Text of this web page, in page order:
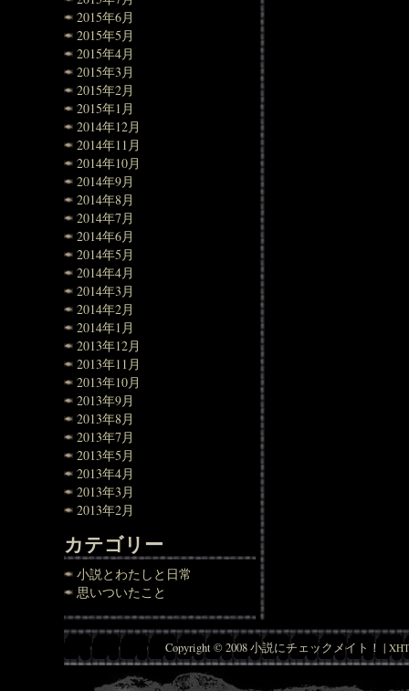
2015年6月
2015年5月
2015年4月
2015年3月
2015年2月
2015年1月
2014年12月
2014年11月
2014年10月
2014年9月
2014年8月
2014年7月
2014年6月
2014年5月
2014年4月
2014年3月
2014年2月
2014年1月
2013年12月
2013年11月
2013年10月
2013年9月
2013年8月
2013年7月
2013年5月
2013年4月
2013年3月
2013年2月
カテゴリー
小説とわたしと日常
思いついたこと
Copyright © 2008 小説にチェックメイト！ |